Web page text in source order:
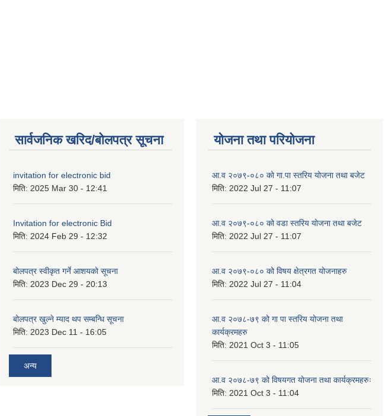
सार्वजनिक खरिद/बोलपत्र सूचना
invitation for electronic bid
मिति: 2025 Mar 30 - 12:41
Invitation for electronic Bid
मिति: 2024 Feb 29 - 12:32
बोलपत्र स्वीकृत गर्ने आशयको सूचना
मिति: 2023 Dec 29 - 20:13
बोलपत्र खुल्ने म्याद थप सम्बन्धि सूचना
मिति: 2023 Dec 11 - 16:05
अन्य
योजना तथा परियोजना
आ.व २०७९-०८० को गा.पा स्तरिय योजना तथा बजेट
मिति: 2022 Jul 27 - 11:07
आ.व २०७९-०८० को वडा स्तरिय योजना तथा बजेट
मिति: 2022 Jul 27 - 11:07
आ.व २०७९-०८० को विषय क्षेत्रगत योजनाहरु
मिति: 2022 Jul 27 - 11:04
आ.व २०७८-७९ को गा पा स्तरिय योजना तथा
कार्यक्रमहरु
मिति: 2021 Oct 3 - 11:05
आ.व २०७८-७९ को विषयगत योजना तथा कार्यक्रमहरुः
मिति: 2021 Oct 3 - 11:04